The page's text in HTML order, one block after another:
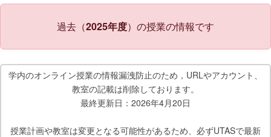
過去（2025年度）の授業の情報です
学内のオンライン授業の情報漏洩防止のため，URLやアカウント、
教室の記載は削除しております。
最終更新日：2026年4月20日
授業計画や教室は変更となる可能性があるため、必ずUTASで最新